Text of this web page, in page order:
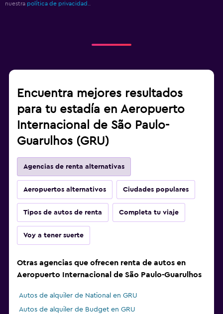
nuestra política de privacidad..
Encuentra mejores resultados
para tu estadía en Aeropuerto
Internacional de São Paulo-
Guarulhos (GRU)
Agencias de renta alternativas
Aeropuertos alternativos Ciudades populares
Tipos de autos de renta Completa tu viaje
Voy a tener suerte
Otras agencias que ofrecen renta de autos en
Aeropuerto Internacional de São Paulo-Guarulhos
Autos de alquiler de National en GRU
Autos de alquiler de Budget en GRU